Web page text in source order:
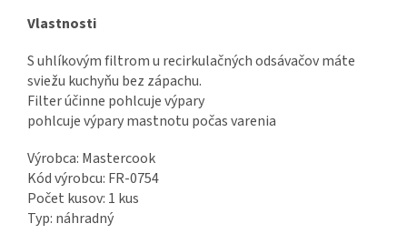
Vlastnosti
S uhlíkovým filtrom u recirkulačných odsávačov máte
sviežu kuchyňu bez zápachu.
Filter účinne pohlcuje výpary
pohlcuje výpary mastnotu počas varenia
Výrobca: Mastercook
Kód výrobcu: FR-0754
Počet kusov: 1 kus
Typ: náhradný